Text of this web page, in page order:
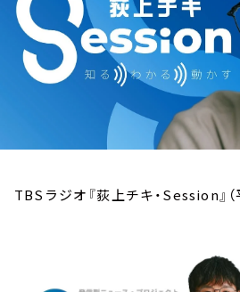
TBSラジオ『荻上チキ・Session』